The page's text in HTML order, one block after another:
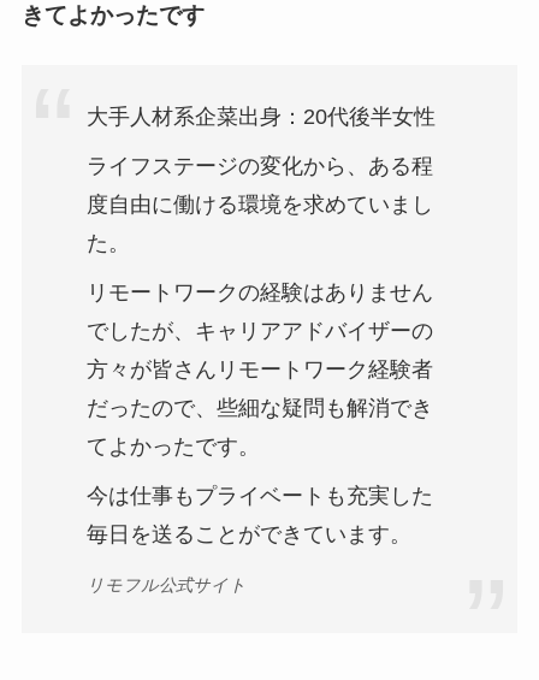
きてよかったです
大手人材系企菜出身：20代後半女性
ライフステージの変化から、ある程
度自由に働ける環境を求めていまし
た。
リモートワークの経験はありません
でしたが、キャリアアドバイザーの
方々が皆さんリモートワーク経験者
だったので、些細な疑問も解消でき
てよかったです。
今は仕事もプライベートも充実した
毎日を送ることができています。
リモフル公式サイト